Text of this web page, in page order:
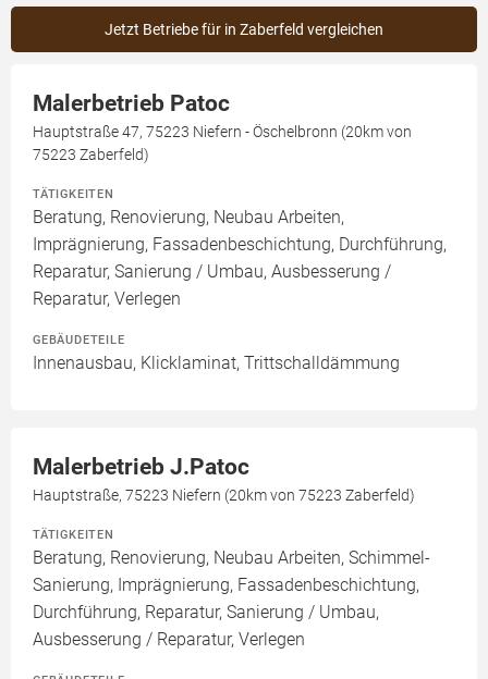
Jetzt Betriebe für in Zaberfeld vergleichen
Malerbetrieb Patoc
Hauptstraße 47, 75223 Niefern - Öschelbronn (20km von
75223 Zaberfeld)
TÄTIGKEITEN
Beratung, Renovierung, Neubau Arbeiten,
Imprägnierung, Fassadenbeschichtung, Durchführung,
Reparatur, Sanierung / Umbau, Ausbesserung /
Reparatur, Verlegen
GEBÄUDETEILE
Innenausbau, Klicklaminat, Trittschalldämmung
Malerbetrieb J.Patoc
Hauptstraße, 75223 Niefern (20km von 75223 Zaberfeld)
TÄTIGKEITEN
Beratung, Renovierung, Neubau Arbeiten, Schimmel-
Sanierung, Imprägnierung, Fassadenbeschichtung,
Durchführung, Reparatur, Sanierung / Umbau,
Ausbesserung / Reparatur, Verlegen